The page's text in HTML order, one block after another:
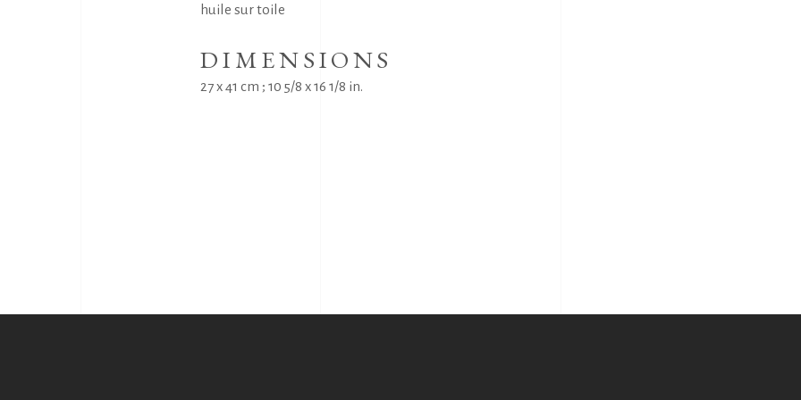
huile sur toile
DIMENSIONS
27 x 41 cm ; 10 5/8 x 16 1/8 in.